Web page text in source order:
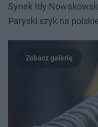
Synek Idy
Paryski szyk na